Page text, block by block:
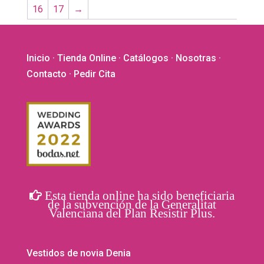
16 17 →
Inicio · Tienda Online· Catálogos · Nosotras ·
Contacto · Pedir Cita
Esta tienda online ha sido beneficiaria
de la subvención de la Generalitat
Valenciana del Plan Resistir Plus.
Vestidos de novia Denia